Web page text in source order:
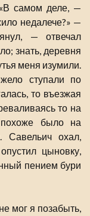
самом деле, —
недалече?» —
— отвечал
знать, деревня
меня изумили.
ступали по
то въезжая
то на
было на
Савельич охал,
цыновку,
пением бури
мог я позабыть,